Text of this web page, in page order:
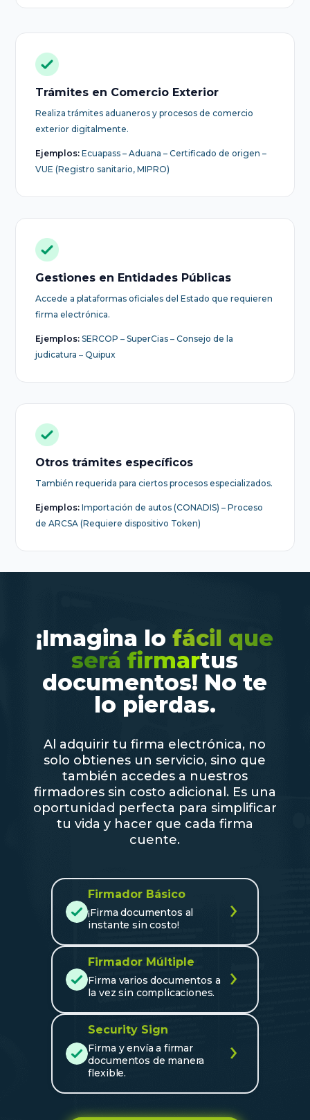
Trámites en Comercio Exterior
Realiza trámites aduaneros y procesos de comercio
exterior digitalmente.
Ejemplos: Ecuapass – Aduana – Certificado de origen –
VUE (Registro sanitario, MIPRO)
Gestiones en Entidades Públicas
Accede a plataformas oficiales del Estado que requieren
firma electrónica.
Ejemplos: SERCOP – SuperCias – Consejo de la
judicatura – Quipux
Otros trámites específicos
También requerida para ciertos procesos especializados.
Ejemplos: Importación de autos (CONADIS) – Proceso
de ARCSA (Requiere dispositivo Token)
¡Imagina lofácil que
será firmartus
documentos! No te
lo pierdas.
Al adquirir tu firma electrónica, no
solo obtienes un servicio, sino que
también accedes a nuestros
firmadores sin costo adicional. Es una
oportunidad perfecta para simplificar
tu vida y hacer que cada firma
cuente.
Firmador Básico
¡Firma documentos al
instante sin costo!
›
Firmador Múltiple
Firma varios documentos a
la vez sin complicaciones.
›
Security Sign
Firma y envía a firmar
documentos de manera
flexible.
›